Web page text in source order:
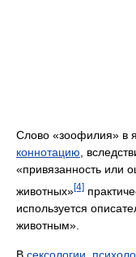
Слово «зоофилия» в
коннотацию ,
«привязанность или
животных»[4]
используется
животным».